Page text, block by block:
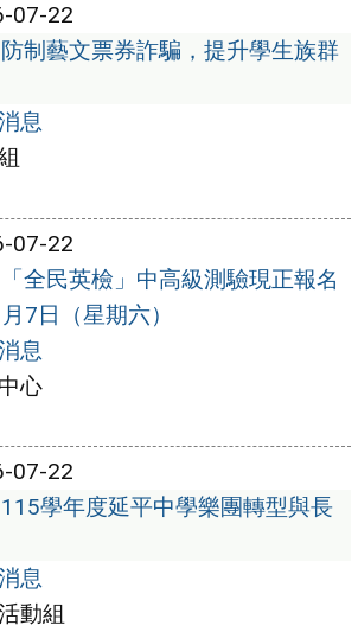
07-22
防制藝文票券詐騙，提升學生族群
息
07-22
「全民英檢」中高級測驗現正報名
7日（星期六）
息
心
07-22
115學年度延平中學樂團轉型與長
息
動組